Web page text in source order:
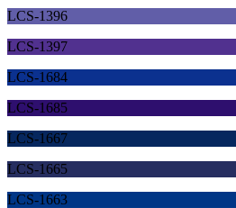
LCS-1396
LCS-1397
LCS-1684
LCS-1685
LCS-1667
LCS-1665
LCS-1663